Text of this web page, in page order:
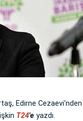
Edirne Cezaevi'nden
T24'e yazdı.